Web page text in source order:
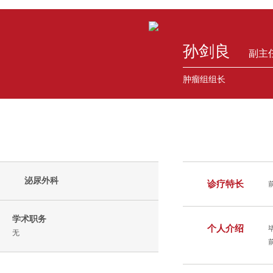
泌尿外科
学术职务
无
孙剑良 副主
肿瘤组组长
诊疗特长
个人介绍